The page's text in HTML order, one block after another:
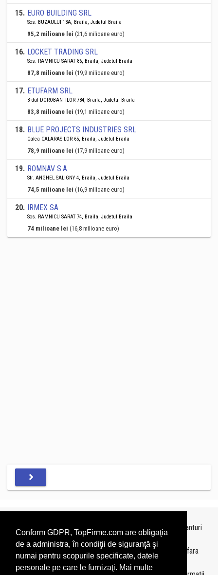
Conform GDPR, TopFirme.com are obligaţia
de a administra, în condiţii de siguranţă şi
numai pentru scopurile specificate, datele
personale pe care le furnizaţi. Mai multe
15. EURO BUILDING SRL
Sos. BUZAULUI 13A, Braila, Judetul Braila
95,2 milioane lei (21,6 milioane euro)
16. LOCKET TRADING SRL
Sos. RAMNICU SARAT 86, Braila, Judetul Braila
87,8 milioane lei (19,9 milioane euro)
17. ETUFARM SRL
B-dul DOROBANTILOR 784, Braila, Judetul Braila
83,8 milioane lei (19,1 milioane euro)
18. BLUE PROJECTS INDUSTRIES SRL
Calea CALARASILOR 65, Braila, Judetul Braila
78,9 milioane lei (17,9 milioane euro)
19. ROMNAV S.A.
Str. ANGHEL SALIGNY 4, Braila, Judetul Braila
74,5 milioane lei (16,9 milioane euro)
20. IRMEX SA
Sos. RAMNICU SARAT 74, Braila, Judetul Braila
74 milioane lei (16,8 milioane euro)
Topurile sunt realizate deTopFirme
pe baza ultimelor bilanturi
depuse si au scop informativ.
Este interzisa folosirea topurilor fara acordul TopFirme si fara
precizarea sursei.